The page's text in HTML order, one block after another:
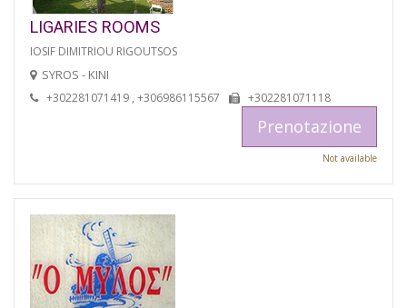
LIGARIES ROOMS
IOSIF DIMITRIOU RIGOUTSOS
SYROS - KINI
+302281071419 , +306986115567 +302281071118
Prenotazione
Not available